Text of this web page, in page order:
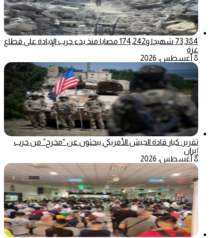
73,384 شهيدا و174,242 مصابا منذ بدء حرب الإبادة على قطاع
غزة
8 أغسطس، 2026
تقرير: كبار قادة الجيش الأمريكي يبحثون عن “مخرج” من حرب
إيران
8 أغسطس، 2026